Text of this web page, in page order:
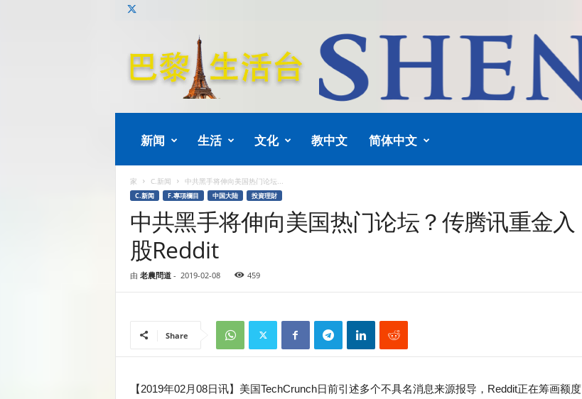
新闻 生活 文化 教中文 简体中文
家 C.新闻 中共黑手将伸向美国热门论坛...
C.新闻 F.專項欄目 中国大陆 投資理財
中共黑手将伸向美国热门论坛？传腾讯重金入
股Reddit
由 老農問道- 2019-02-08 459
Share
【2019年02月08日讯】美国TechCrunch日前引述多个不具名消息来源报导，Reddit正在筹画额度